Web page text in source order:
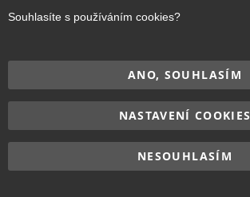
Souhlasíte s používáním cookies?
ANO, SOUHLASÍM
NASTAVENÍ COOKIES
NESOUHLASÍM